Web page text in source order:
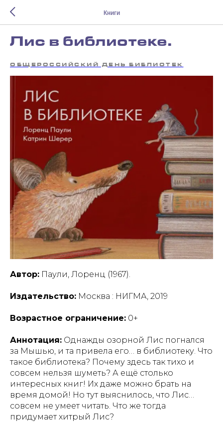
Книги
Лис в библиотеке.
ОБЩЕРОССИЙСКИЙ ДЕНЬ БИБЛИОТЕК
Автор: Паули, Лоренц (1967).
Издательство: Москва : НИГМА, 2019
Возрастное ограничение: 0+
Аннотация: Однажды озорной Лис погнался
за Мышью, и та привела его… в библиотеку. Что
такое библиотека? Почему здесь так тихо и
совсем нельзя шуметь? А ещё столько
интересных книг! Их даже можно брать на
время домой! Но тут выяснилось, что Лис…
совсем не умеет читать. Что же тогда
придумает хитрый Лис?